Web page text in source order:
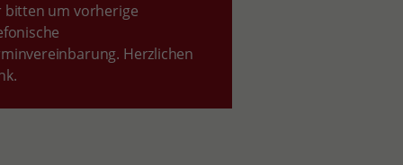
bitten um vorherige
Herzlichen